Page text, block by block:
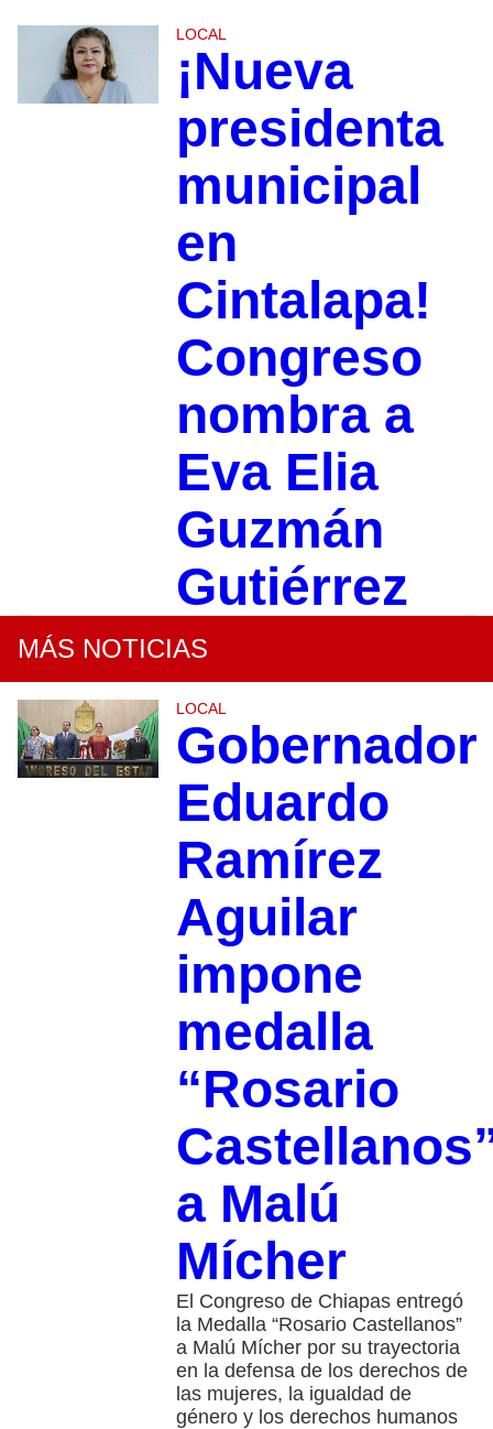
LOCAL
¡Nueva
presidenta
municipal
en
Cintalapa!
Congreso
nombra a
Eva Elia
Guzmán
Gutiérrez
MÁS NOTICIAS
LOCAL
Gobernador
Eduardo
Ramírez
Aguilar
impone
medalla
“Rosario
a Malú
Mícher
El Congreso de Chiapas entregó
la Medalla “Rosario Castellanos”
a Malú Mícher por su trayectoria
en la defensa de los derechos de
las mujeres, la igualdad de
género y los derechos humanos